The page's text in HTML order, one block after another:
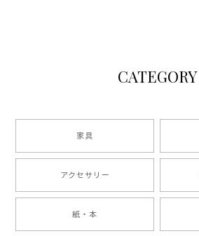
CATEGORY
家具
アクセサリー
紙・本